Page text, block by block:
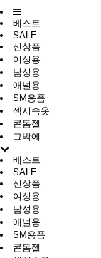
베스트
SALE
신상품
여성용
남성용
애널용
SM용품
섹시속옷
콘돔젤
그밖에
베스트
SALE
신상품
여성용
남성용
애널용
SM용품
콘돔젤